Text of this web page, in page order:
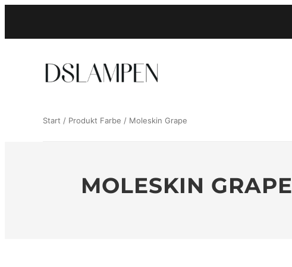
springen
Start / Produkt Farbe / Moleskin Grape
MOLESKIN GRAPE